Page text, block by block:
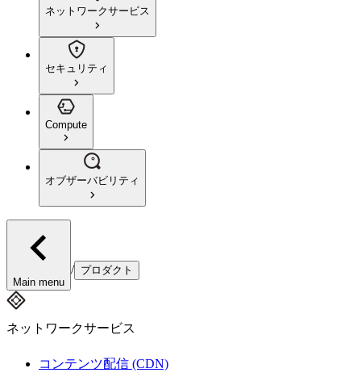
ネットワークサービス
セキュリティ
Compute
オブザーバビリティ
Main menu
/ プロダクト
ネットワークサービス
コンテンツ配信 (CDN)